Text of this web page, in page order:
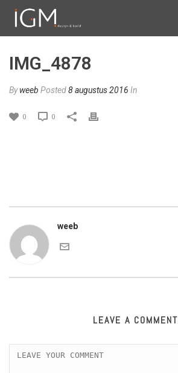
IMG_4878
Byweeb Posted8 augustus 2016 In
0 0
weeb
LEAVE A COMMENT